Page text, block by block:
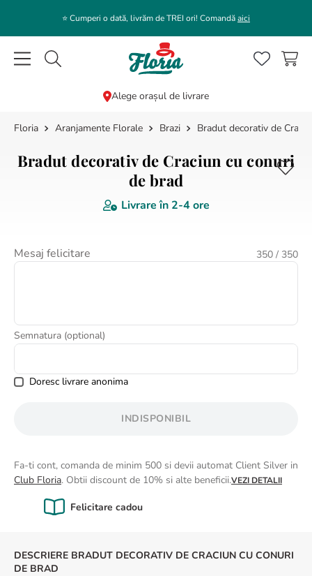
⭐️ Cumperi o dată, livrăm de TREI ori! Comandăaici
Caută flori, plante, cadouri...
Alege orașul de livrare
Aranjamente Florale Brazi Bradut decorativ de
Bradut decorativ de Craciun cu conuri
de brad
Livrare în 2-4 ore
Mesaj felicitare 350 / 350
Semnatura (optional)
Doresc livrare anonima
INDISPONIBIL
Fa-ti cont, comanda de minim 500 si devii automat Client Silver in
Club Floria. Obtii discount de 10% si alte beneficii.VEZI DETALII
Calitate Garantată
DESCRIERE BRADUT DECORATIV DE CRACIUN CU CONURI
DE BRAD
CĂUTĂRI POPULARE
5 .
buchet lalele
8.
buchet crini
9.
buchet trandafiri
10. crin